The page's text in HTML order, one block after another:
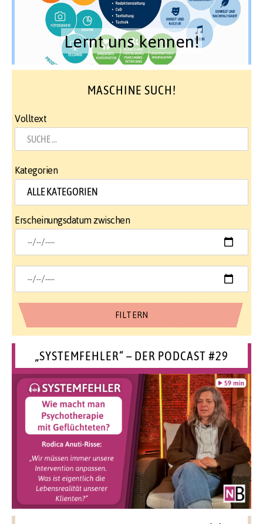
Lernt uns kennen!
MASCHINE SUCH!
Volltext
Kategorien
Erscheinungsdatum zwischen
„SYSTEMFEHLER“ – DER PODCAST #29